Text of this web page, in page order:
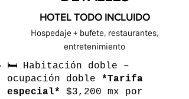
HOTEL TODO INCLUIDO
Hospedaje + bufete, restaurantes,
entretenimiento
🛏️ Habitación doble –
ocupación doble *Tarifa
especial*
$3,200 mx por